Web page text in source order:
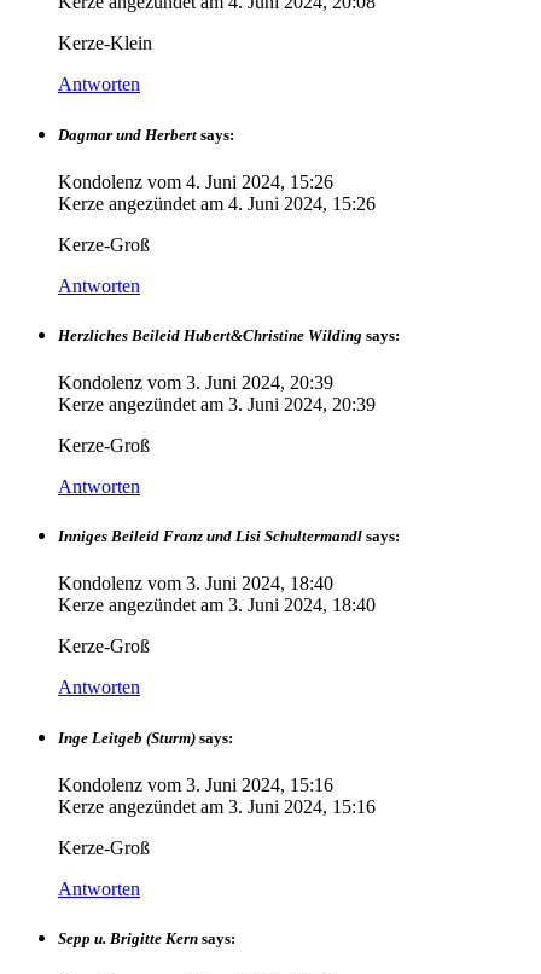
Kerze-Klein
Antworten
Dagmar und Herbert says:
Kondolenz vom 4. Juni 2024, 15:26
Kerze angezündet am 4. Juni 2024, 15:26
Kerze-Groß
Antworten
Herzliches Beileid Hubert&Christine Wilding says:
Kondolenz vom 3. Juni 2024, 20:39
Kerze angezündet am 3. Juni 2024, 20:39
Kerze-Groß
Antworten
Inniges Beileid Franz und Lisi Schultermandl says:
Kondolenz vom 3. Juni 2024, 18:40
Kerze angezündet am 3. Juni 2024, 18:40
Kerze-Groß
Antworten
Inge Leitgeb (Sturm) says:
Kondolenz vom 3. Juni 2024, 15:16
Kerze angezündet am 3. Juni 2024, 15:16
Kerze-Groß
Antworten
Sepp u. Brigitte Kern says: